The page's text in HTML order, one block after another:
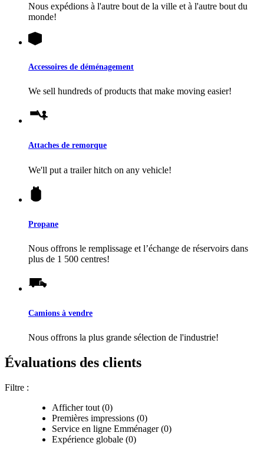
Nous expédions à l'autre bout de la ville et à l'autre bout du
monde!
Accessoires de déménagement
We sell hundreds of products that make moving easier!
Attaches de remorque
We'll put a trailer hitch on any vehicle!
Propane
Nous offrons le remplissage et l’échange de réservoirs dans
plus de 1 500 centres!
Camions à vendre
Nous offrons la plus grande sélection de l'industrie!
Évaluations des clients
Filtre :
Afficher tout (0)
Premières impressions (0)
Service en ligne Emménager (0)
Expérience globale (0)